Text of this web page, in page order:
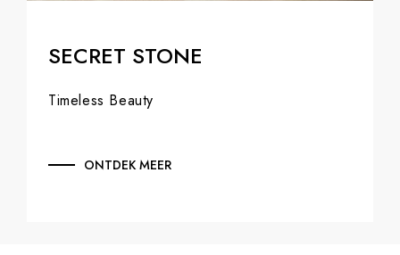
SECRET STONE
Timeless Beauty
ONTDEK MEER